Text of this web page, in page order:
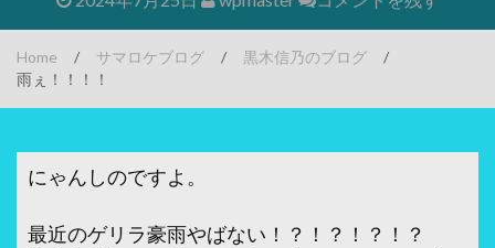
Home / サマロケブログ / 黒木信乃のブログ
/
雨ぇ！！！！
にゃんしのですよ。
最近のゲリラ豪雨やばない！？！？！？！？